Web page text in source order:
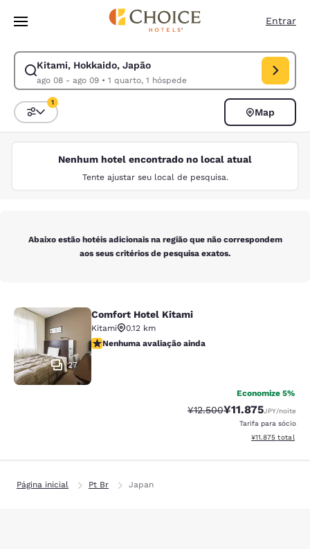
Pular Para Conteúdo Principal
Entrar
Kitami, Hokkaido, Japão
ago 08 - ago 09• 1 quarto, 1 hóspede
Modificar pesquisa para Kitami, Hokkaido, Japão. Data de check-in
Classificar e filtrar
1
Map
Nenhum hotel encontrado no local atual
Tente ajustar seu local de pesquisa.
Abaixo estão hotéis adicionais na região que não correspondem
aos seus critérios de pesquisa exatos.
Comfort Hotel Kitami
27
Comfort Hotel Kitami
Kitami
0.12 km
Nenhuma avaliação ainda
Nenhuma avaliação ainda
Economize 5%
Tarifa anterior “tachada”:
¥12.500Tarifa com
¥11.875JPY/noite
Tarifa para sócio
Exibir detalhes
¥11.875 total
Página inicial Pt Br Japan